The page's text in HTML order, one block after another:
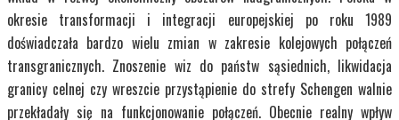
okresie transformacji i integracji europejskiej po roku 1989
doświadczała bardzo wielu zmian w zakresie kolejowych połączeń
transgranicznych. Znoszenie wiz do państw sąsiednich, likwidacja
granicy celnej czy wreszcie przystąpienie do strefy Schengen walnie
przekładały się na funkcjonowanie połączeń. Obecnie realny wpływ